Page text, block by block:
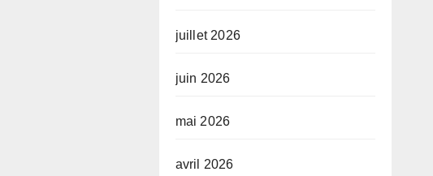
juillet 2026
juin 2026
mai 2026
avril 2026